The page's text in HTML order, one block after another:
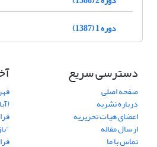
دوره 1 (1387)
دسترسی سریع
صفحه اصلی
درباره نشریه
اعضای هیات تحریریه
ارسال مقاله
تماس با ما